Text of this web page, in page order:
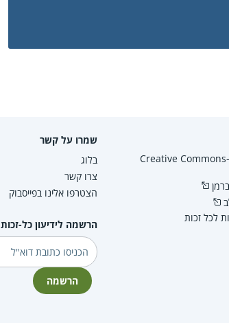
התוכן מוגש בכפוף ל-Creative Commons
לכל זכות
שמרו על קשר
בלוג
צרו קשר
הצטרפו אלינו בפייסבוק
הרשמה לידיעון כל-זכות
דוא"ל
הרשמה